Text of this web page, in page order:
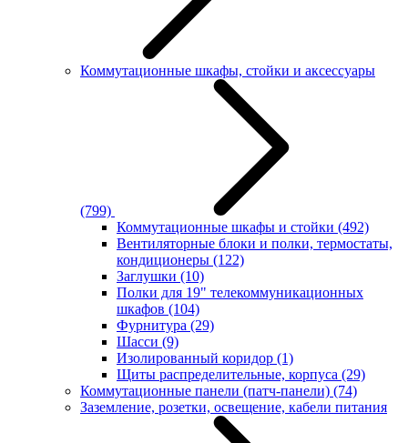
Коммутационные шкафы, стойки и аксессуары
(799)
Коммутационные шкафы и стойки (492)
Вентиляторные блоки и полки, термостаты,
кондиционеры (122)
Заглушки (10)
Полки для 19" телекоммуникационных
шкафов (104)
Фурнитура (29)
Шасси (9)
Изолированный коридор (1)
Щиты распределительные, корпуса (29)
Коммутационные панели (патч-панели) (74)
Заземление, розетки, освещение, кабели питания